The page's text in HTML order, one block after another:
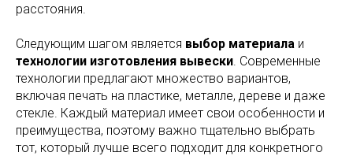
расстояния.
Следующим шагом является выбор материала и
технологии изготовления вывески. Современные
технологии предлагают множество вариантов,
включая печать на пластике, металле, дереве и даже
стекле. Каждый материал имеет свои особенности и
преимущества, поэтому важно тщательно выбрать
тот, который лучше всего подходит для конкретного